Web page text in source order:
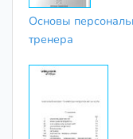
Основы
тренера